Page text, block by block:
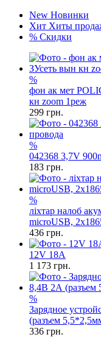
New Новинки
Хит Хиты
% Скидки
%
фон ак мет
кн zoom 1реж
299 грн.
%
042368 3,7V
183 грн.
%
ліхтар налоб
microUSB,
436 грн.
12V 18A
1 173 грн.
%
Зарядное
(разъем
336 грн.